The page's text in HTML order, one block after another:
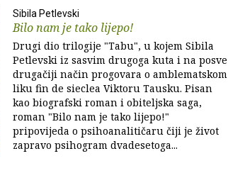
Sibila Petlevski
Bilo nam je tako lijepo!
Drugi dio trilogije "Tabu", u kojem Sibila
Petlevski iz sasvim drugoga kuta i na posve
drugačiji način progovara o amblematskom
liku fin de sieclea Viktoru Tausku. Pisan
kao biografski roman i obiteljska saga,
roman "Bilo nam je tako lijepo!"
pripovijeda o psihoanalitičaru čiji je život
zapravo psihogram dvadesetoga...